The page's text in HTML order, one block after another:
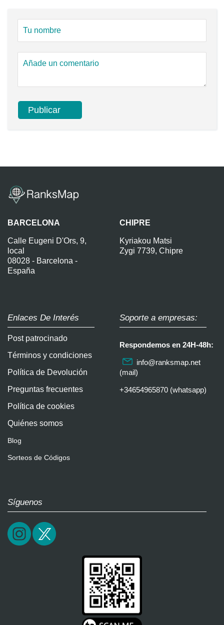
BARCELONA
Calle Eugeni D'Ors, 9,
local
08028 - Barcelona -
España
CHIPRE
Kyriakou Matsi
Zygi 7739, Chipre
Enlaces De Interés
Post patrocinado
Términos y condiciones
Política de Devolución
Preguntas frecuentes
Política de cookies
Quiénes somos
Blog
Sorteos de Códigos
Soporte a empresas:
Respondemos en 24H-48h:
info@ranksmap.net
(mail)
+34654965870 (whatsapp)
Síguenos